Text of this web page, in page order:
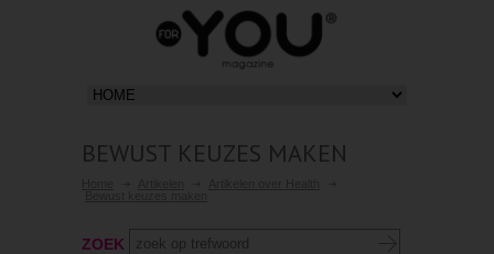
BEWUST KEUZES MAKEN
ZOEK